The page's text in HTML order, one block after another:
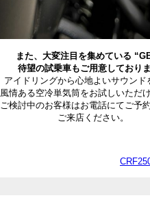
また、大変注目を集めている
待望の試乗車もご用意しており
アイドリングから心地よいサウンド
風情ある空冷単気筒をお試しいただ
ご検討中のお客様はお電話にてご予
ご来店ください。